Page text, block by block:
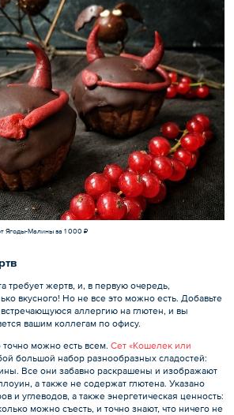
Ягоды-Малины за 1 000 ₽
требует жертв, и, в первую очередь,
вкусного! Но не все это можно есть. Добавьте
встречающуюся аллергию на глютен, и вы
вашим коллегам по офису.
точно можно есть всем. Сет «Кошелек или
большой набор разнообразных сладостей:
Все они забавно раскрашены и изображают
а также не содержат глютена. Указано
и углеводов, а также энергетическая ценность:
можно съесть, и точно знают, что ничего не